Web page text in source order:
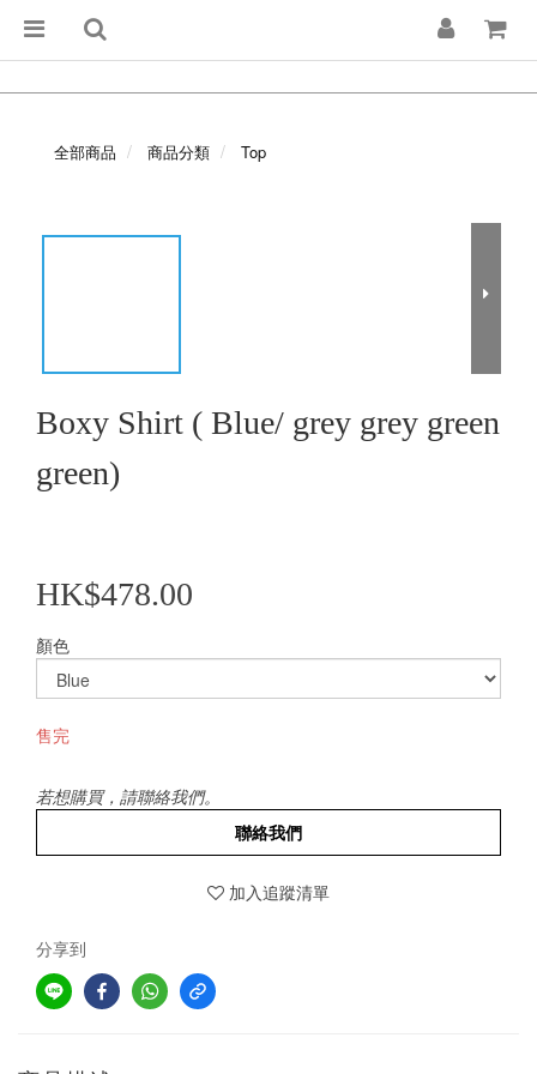
全部商品 商品分類 Top
Boxy Shirt ( Blue/ grey grey green
green)
HK$478.00
顏色
售完
若想購買，請聯絡我們。
聯絡我們
加入追蹤清單
分享到